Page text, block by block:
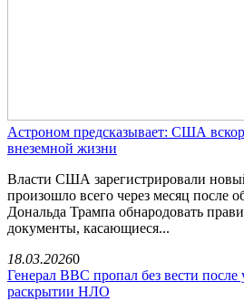
Астроном предсказывает: США
внеземной жизни
Власти США зарегистрировали
произошло всего через месяц после
Дональда Трампа обнародовать
документы, касающиеся...
18.03.20260
Генерал ВВС пропал без вести после
раскрытии НЛО